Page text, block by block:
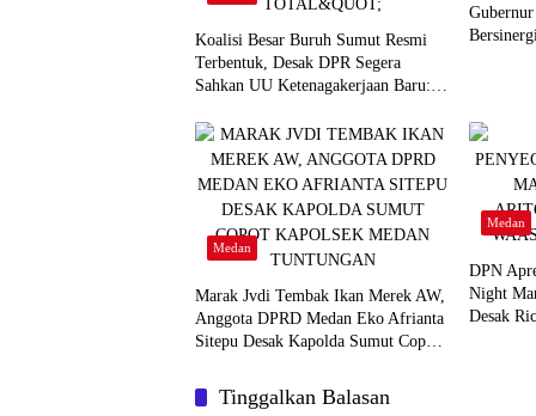
Koalisi Besar Buruh Sumut Resmi
Terbentuk, Desak DPR Segera
Sahkan UU Ketenagakerjaan Baru:
Perubahan Total”
Medan
Marak Jvdi Tembak Ikan Merek AW,
Anggota DPRD Medan Eko Afrianta
Sitepu Desak Kapolda Sumut Copot
Medan
DPN
Night
Desak
Tinggalkan Balasan